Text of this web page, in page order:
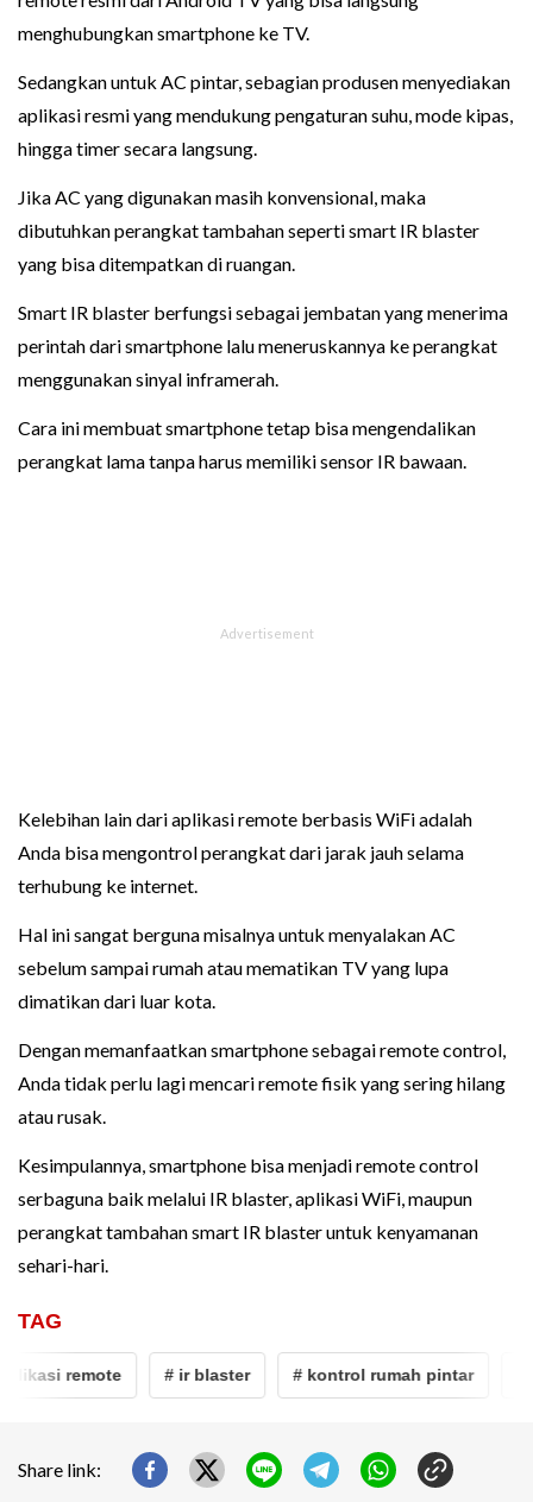
menghubungkan smartphone ke TV.
Sedangkan untuk AC pintar, sebagian produsen menyediakan
aplikasi resmi yang mendukung pengaturan suhu, mode kipas,
hingga timer secara langsung.
Jika AC yang digunakan masih konvensional, maka
dibutuhkan perangkat tambahan seperti smart IR blaster
yang bisa ditempatkan di ruangan.
Smart IR blaster berfungsi sebagai jembatan yang menerima
perintah dari smartphone lalu meneruskannya ke perangkat
menggunakan sinyal inframerah.
Cara ini membuat smartphone tetap bisa mengendalikan
perangkat lama tanpa harus memiliki sensor IR bawaan.
Kelebihan lain dari aplikasi remote berbasis WiFi adalah
Anda bisa mengontrol perangkat dari jarak jauh selama
terhubung ke internet.
Hal ini sangat berguna misalnya untuk menyalakan AC
sebelum sampai rumah atau mematikan TV yang lupa
dimatikan dari luar kota.
Dengan memanfaatkan smartphone sebagai remote control,
Anda tidak perlu lagi mencari remote fisik yang sering hilang
atau rusak.
Kesimpulannya, smartphone bisa menjadi remote control
serbaguna baik melalui IR blaster, aplikasi WiFi, maupun
perangkat tambahan smart IR blaster untuk kenyamanan
sehari-hari.
TAG
remote # ir blaster # kontrol rumah pintar
Share link: